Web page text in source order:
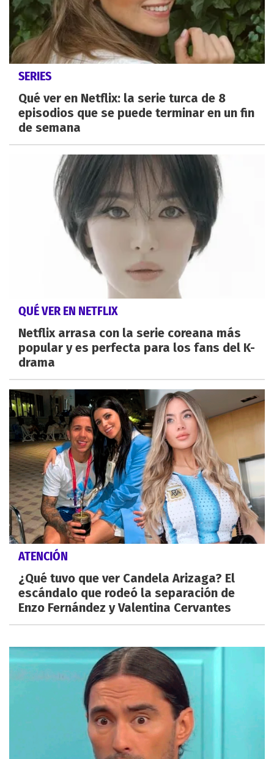
SERIES
Qué ver en Netflix: la serie turca de 8
episodios que se puede terminar en un fin
de semana
QUÉ VER EN NETFLIX
Netflix arrasa con la serie coreana más
popular y es perfecta para los fans del K-
drama
ATENCIÓN
¿Qué tuvo que ver Candela Arizaga? El
escándalo que rodeó la separación de
Enzo Fernández y Valentina Cervantes